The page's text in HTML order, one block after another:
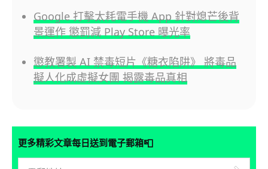
Google 打擊太耗電手機 App 針對熄芒後背
景運作 懲罰減 Play Store 曝光率
懲教署製 AI 禁毒短片《糖衣陷阱》 將毒品
擬人化成虛擬女團 揭露毒品真相
更多精彩文章每日送到電子郵箱📮